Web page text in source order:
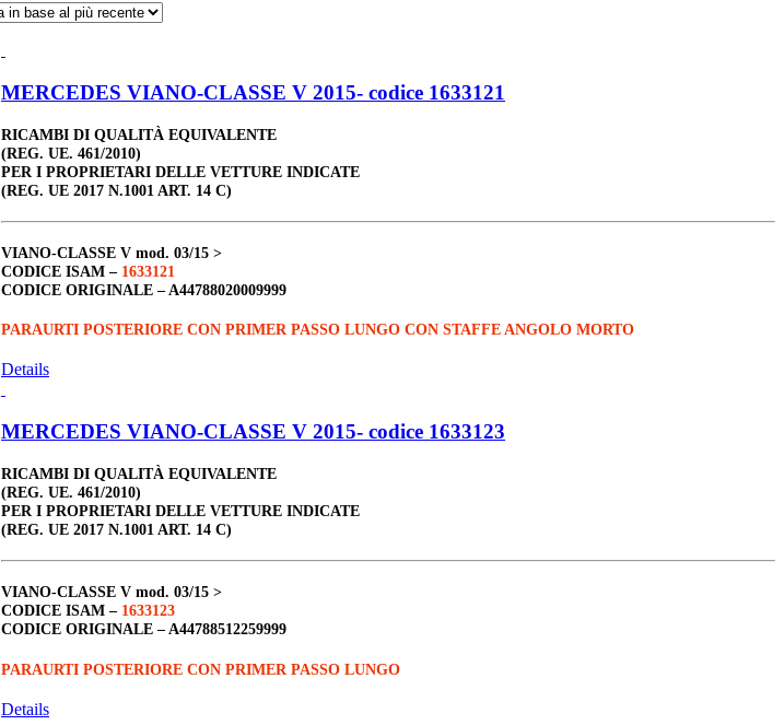
MERCEDES VIANO-CLASSE V 2015- codice 1633121
RICAMBI DI QUALITÀ EQUIVALENTE
(REG. UE. 461/2010)
PER I PROPRIETARI DELLE VETTURE INDICATE
(REG. UE 2017 N.1001 ART. 14 C)
VIANO-CLASSE V mod. 03/15 >
CODICE ISAM – 1633121
CODICE ORIGINALE – A44788020009999
PARAURTI POSTERIORE CON PRIMER PASSO LUNGO CON STAFFE ANGOLO MORTO
Details
MERCEDES VIANO-CLASSE V 2015- codice 1633123
RICAMBI DI QUALITÀ EQUIVALENTE
(REG. UE. 461/2010)
PER I PROPRIETARI DELLE VETTURE INDICATE
(REG. UE 2017 N.1001 ART. 14 C)
VIANO-CLASSE V mod. 03/15 >
CODICE ISAM – 1633123
CODICE ORIGINALE –A44788512259999
PARAURTI POSTERIORE CON PRIMER PASSO LUNGO
Details